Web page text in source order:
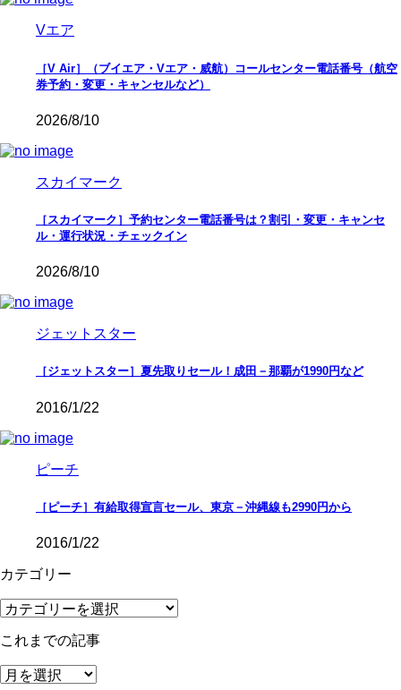
Vエア
［V Air］（ブイエア・Vエア・威航）コールセンター電話番号（航空
券予約・変更・キャンセルなど）
2026/8/10
スカイマーク
［スカイマーク］予約センター電話番号は？割引・変更・キャンセ
ル・運行状況・チェックイン
2026/8/10
ジェットスター
［ジェットスター］夏先取りセール！成田－那覇が1990円など
2016/1/22
ピーチ
［ピーチ］有給取得宣言セール、東京－沖縄線も2990円から
2016/1/22
カテゴリー
カ
ゴ
リ
ー
これまでの記事
こ